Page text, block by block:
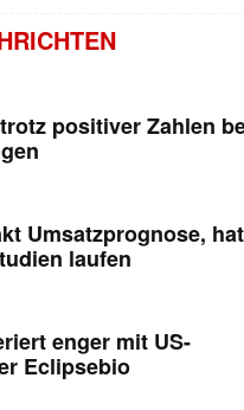
positiver Zahlen
Umsatzprognose,
laufen
enger mit US-
Eclipsebio